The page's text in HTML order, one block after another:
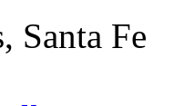
Santa Fe